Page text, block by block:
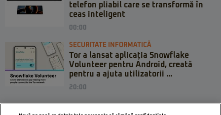
telefon pliabil care se transformă în
ceas inteligent
00:00
SECURITATE INFORMATICĂ
Tor a lansat aplicația Snowflake
Volunteer pentru Android, creată
pentru a ajuta utilizatorii ...
20:00